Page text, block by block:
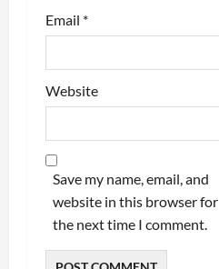
Email *
Website
Save my name, email, and
website in this browser for
the next time I comment.